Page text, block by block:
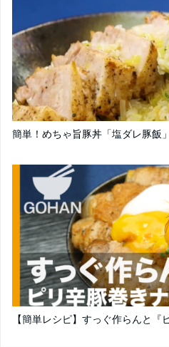
簡単！めちゃ旨豚丼「塩ダレ豚飯
【簡単レシピ】すっぐ作らんと